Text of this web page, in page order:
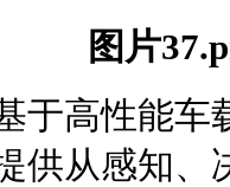
于高性能
供从感知、